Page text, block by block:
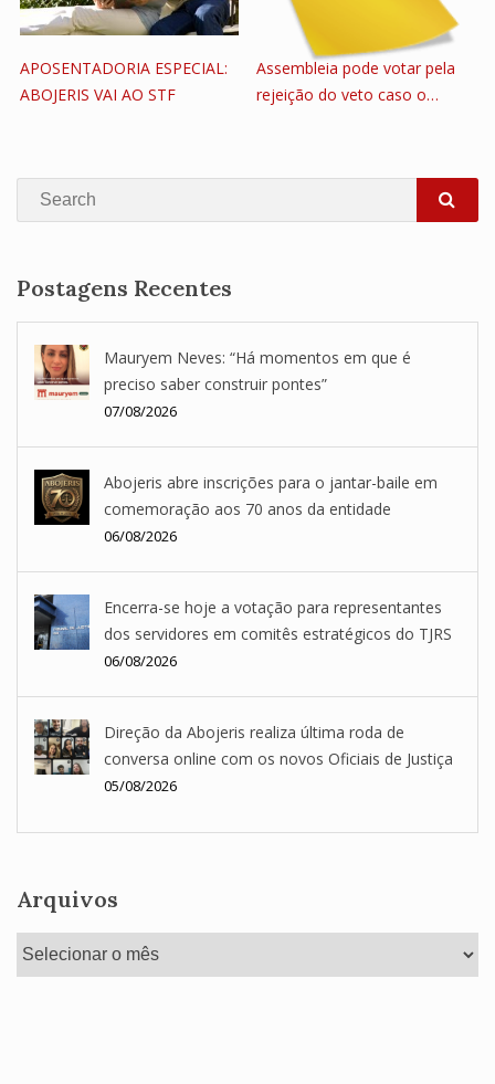
APOSENTADORIA ESPECIAL:
ABOJERIS VAI AO STF
Assembleia pode votar pela
rejeição do veto caso o…
Search
Postagens Recentes
Mauryem Neves: “Há momentos em que é
preciso saber construir pontes”
07/08/2026
Abojeris abre inscrições para o jantar-baile em
comemoração aos 70 anos da entidade
06/08/2026
Encerra-se hoje a votação para representantes
dos servidores em comitês estratégicos do TJRS
06/08/2026
Direção da Abojeris realiza última roda de
conversa online com os novos Oficiais de Justiça
05/08/2026
Arquivos
Arquivos